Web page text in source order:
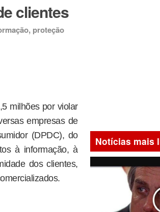
clientes
proteção
milhões por violar
empresas de
(DPDC), do
à informação, à
dos clientes,
Notícias mais